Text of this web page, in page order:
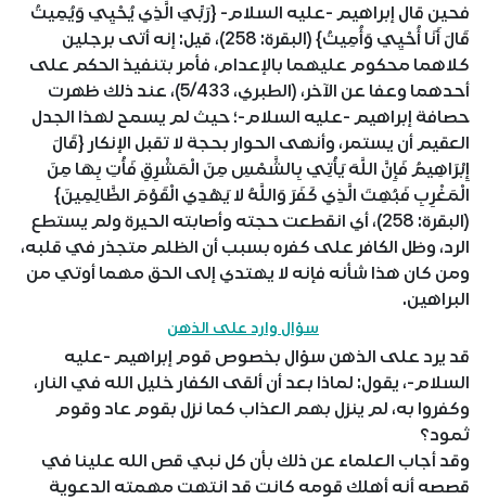
فحين قال إبراهيم -عليه السلام- {رَبِّيَ الَّذِي يُحْيِي وَيُمِيتُ
قَالَ أَنَا أُحْيِي وَأُمِيتُ} (البقرة: 258)، قيل: إنه أتى برجلين
كلاهما محكوم عليهما بالإعدام، فأمر بتنفيذ الحكم على
أحدهما وعفا عن الآخر، (الطبري، 5/433)، عند ذلك ظهرت
حصافة إبراهيم -عليه السلام-؛ حيث لم يسمح لهذا الجدل
العقيم أن يستمر، وأنهى الحوار بحجة لا تقبل الإنكار {قَالَ
إِبْرَاهِيمُ فَإِنَّ اللَّهَ يَأْتِي بِالشَّمْسِ مِنَ الْمَشْرِقِ فَأْتِ بِهَا مِنَ
الْمَغْرِبِ فَبُهِتَ الَّذِي كَفَرَ وَاللَّهُ لا يَهْدِي الْقَوْمَ الظَّالِمِينَ}
(البقرة: 258)، أي انقطعت حجته وأصابته الحيرة ولم يستطع
الرد، وظل الكافر على كفره بسبب أن الظلم متجذر في قلبه،
ومن كان هذا شأنه فإنه لا يهتدي إلى الحق مهما أوتي من
البراهين.
سؤال وارد على الذهن
قد يرد على الذهن سؤال بخصوص قوم إبراهيم -عليه
السلام-، يقول: لماذا بعد أن ألقى الكفار خليل الله في النار،
وكفروا به، لم ينزل بهم العذاب كما نزل بقوم عاد وقوم
ثمود؟
وقد أجاب العلماء عن ذلك بأن كل نبي قص الله علينا في
قصصه أنه أهلك قومه كانت قد انتهت مهمته الدعوية